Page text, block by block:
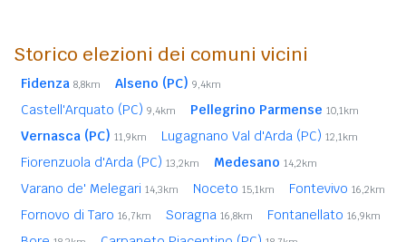
Storico elezioni dei comuni vicini
Fidenza 8,8km Alseno (PC) 9,4km
Castell'Arquato (PC) 9,4km Pellegrino Parmense 10,1km
Vernasca (PC) 11,9km Lugagnano Val d'Arda (PC) 12,1km
Fiorenzuola d'Arda (PC) 13,2km Medesano 14,2km
Varano de' Melegari 14,3km Noceto 15,1km Fontevivo 16,2km
Fornovo di Taro 16,7km Soragna 16,8km Fontanellato 16,9km